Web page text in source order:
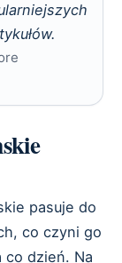
pasuje do
co czyni go
dzień. Na